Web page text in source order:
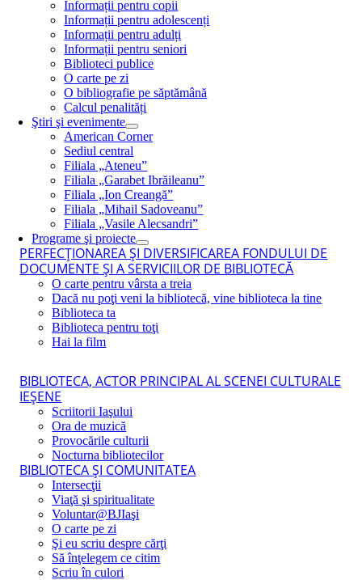
Informații pentru copii
Informații pentru adolescenți
Informații pentru adulți
Informații pentru seniori
Biblioteci publice
O carte pe zi
O bibliografie pe săptămână
Calcul penalități
Ştiri şi evenimente
American Corner
Sediul central
Filiala „Ateneu”
Filiala „Garabet Ibrăileanu”
Filiala „Ion Creangă”
Filiala „Mihail Sadoveanu”
Filiala „Vasile Alecsandri”
Programe şi proiecte
PERFECŢIONAREA ŞI DIVERSIFICAREA FONDULUI DE
DOCUMENTE ŞI A SERVICIILOR DE BIBLIOTECĂ
O carte pentru vârsta a treia
Dacă nu poţi veni la bibliotecă, vine biblioteca la tine
Biblioteca ta
Biblioteca pentru toţi
Hai la film
BIBLIOTECA, ACTOR PRINCIPAL AL SCENEI CULTURALE
IEŞENE
Scriitorii Iaşului
Ora de muzică
Provocările culturii
Nocturna bibliotecilor
BIBLIOTECA ŞI COMUNITATEA
Intersecţii
Viaţă şi spiritualitate
Voluntar@BJIaşi
O carte pe zi
Şi eu scriu despre cărţi
Să înţelegem ce citim
Scriu în culori